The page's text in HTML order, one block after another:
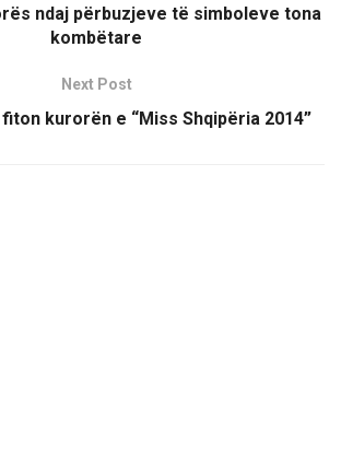
ndaj përbuzjeve të simboleve tona
kombëtare
Next Post
kurorën e “Miss Shqipëria 2014”